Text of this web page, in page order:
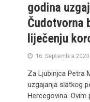
godina
Čudotvorna
liječenju
16. Septembra 2020.
Za Ljubinjca Petra
uzgajanja slatkog
Hercegovina.